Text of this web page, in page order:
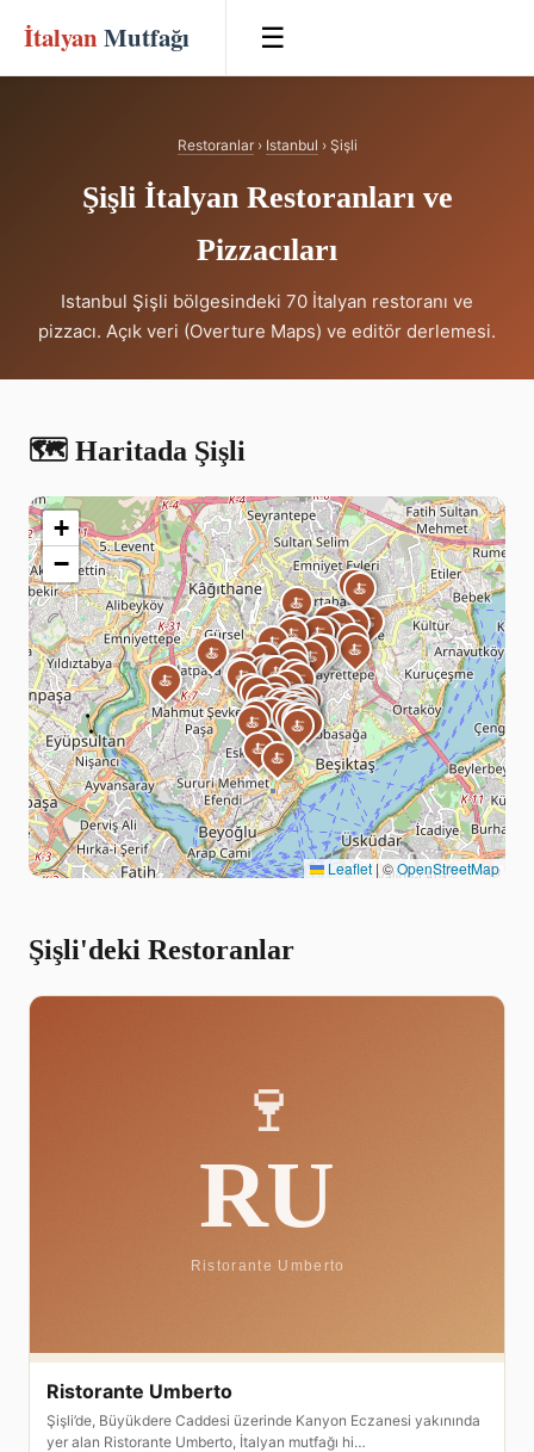
İtalyan Mutfağı ☰
Restoranlar› Istanbul › Şişli
Şişli İtalyan Restoranları ve
Pizzacıları
Istanbul Şişli bölgesindeki 70 İtalyan restoranı ve
pizzacı. Açık veri (Overture Maps) ve editör derlemesi.
🗺️ Haritada Şişli
🍝
🍝 🍝 🍝🍝
🍝
🍝 🍝
🍝
🍝
🍝
🍝
🍝
🍝 🍝
🍝
🍝
🍝
🍝🍝
🍝
🍝
🍝
🍝
🍝
🍝
🍝
🍝🍝
🍝
🍝
🍝
🍝
🍝🍝
🍝🍝
🍝🍝🍝 🍝🍝
🍝
🍝
🍝
🍝
🍝 🍝
🍝
🍝 🍝
🍝
🍝 🍝
🍝
🍝
🍝 🍝🍝
🍝
🍝🍝
🍝
🍝
🍝
🍝
🍝
🍝
🍝
🍝
+
−
Leaflet |©OpenStreetMap
Şişli'deki Restoranlar
Ristorante Umberto
Şişli’de, Büyükdere Caddesi üzerinde Kanyon Eczanesi yakınında
yer alan Ristorante Umberto, İtalyan mutfağı hi…